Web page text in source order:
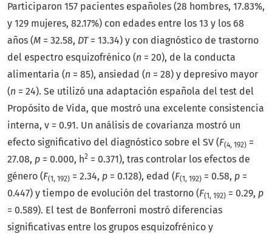
Participaron 157 pacientes españoles (28 hombres, 17.83%,
y 129 mujeres, 82.17%) con edades entre los 13 y los 68
años (M = 32.58, DT= 13.34) y con diagnóstico de trastorno
del espectro esquizofrénico (n = 20), de la conducta
alimentaria (n = 85), ansiedad (n = 28) y depresivo mayor
(n = 24). Se utilizó una adaptación española del test del
Propósito de Vida, que mostró una excelente consistencia
interna, v = 0.91. Un análisis de covarianza mostró un
efecto significativo del diagnóstico sobre el SV (F(4, 192) =
27.08, p = 0.000, h2 = 0.371), tras controlar los efectos de
género (F(1, 192) = 2.34, p = 0.128), edad (F(1, 192) = 0.58, p =
0.447) y tiempo de evolución del trastorno (F(1, 192) = 0.29, p
= 0.589). El test de Bonferroni mostró diferencias
significativas entre los grupos esquizofrénico y